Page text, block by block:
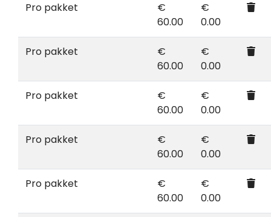
Pro pakket
€
60.00
€
0.00
Pro pakket
€
60.00
€
0.00
Pro pakket
€
60.00
€
0.00
Pro pakket
€
60.00
€
0.00
Pro pakket
€
60.00
€
0.00